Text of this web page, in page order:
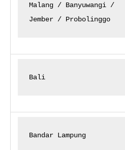
Malang / Banyuwangi /
Jember / Probolinggo
Bali
Bandar Lampung